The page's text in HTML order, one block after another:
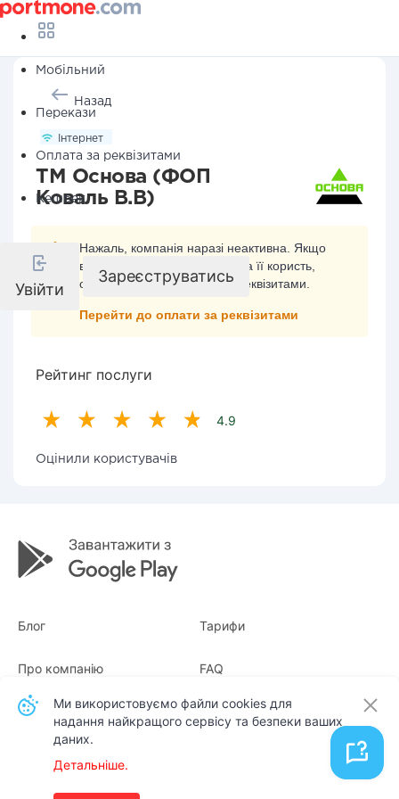
Мобільний
Перекази
Оплата за реквізитами
Кешбек
Увійти
Зареєструватись
Назад
Інтернет
ТМ Основа (ФОП
Коваль В.В)
Нажаль, компанія наразі неактивна. Якщо
ви хочете здійснити платіж на її користь,
скористайтесь оплатою за реквізитами.
Перейти до оплати за реквізитами
Рейтинг послуги
4.9
Оцінили користувачів
Блог Тарифи
Про компанію
Квитанції
FAQ
Для бізнесу
Ми використовуємо файли cookies для
надання найкращого сервісу та безпеки ваших
даних.
Детальніше.